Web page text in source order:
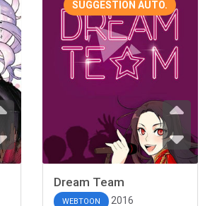
SUGGESTION AUTO.
Dream Team
WEBTOON 2016